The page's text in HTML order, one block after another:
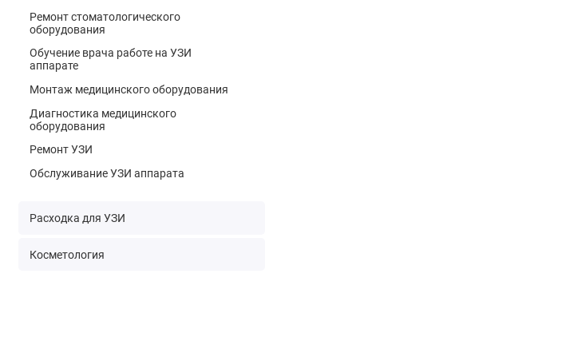
Ремонт стоматологического
оборудования
Обучение врача работе на УЗИ
аппарате
Монтаж медицинского оборудования
Диагностика медицинского
оборудования
Ремонт УЗИ
Обслуживание УЗИ аппарата
Расходка для УЗИ
Косметология